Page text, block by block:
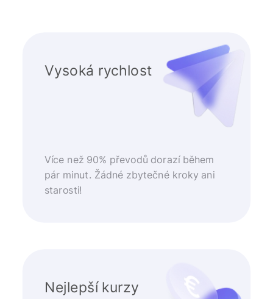
Vysoká rychlost
Více než 90% převodů dorazí během
pár minut. Žádné zbytečné kroky ani
starosti!
Nejlepší kurzy